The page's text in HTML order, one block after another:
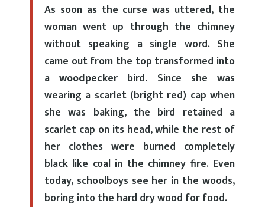
As soon as the curse was uttered, the
woman went up through the chimney
without speaking a single word. She
came out from the top transformed into
awoodpecker bird. Since she was
wearing a scarlet (bright red) cap when
she was baking, the bird retained a
scarlet cap on its head, while the rest of
her clothes were burned completely
black like coal in the chimney fire. Even
today, schoolboys see her in the woods,
boring into the hard dry wood for food.